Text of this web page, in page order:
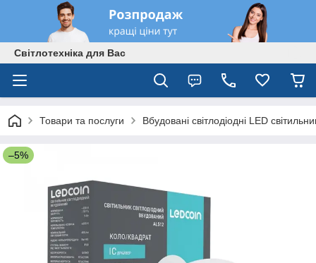
Світлотехніка для Вас
Товари та послуги Вбудовані світлодіодні LED
–5%